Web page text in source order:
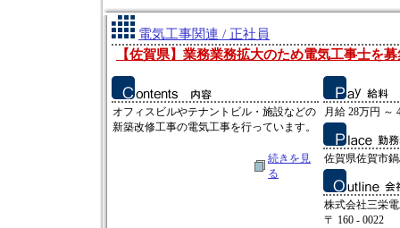
電気工事関連 / 正社員
【佐賀県】業務業務拡大のため電気工事士を募
オフィスビルやテナントビル・施設などの
新築改修工事の電気工事を行っています。
続きを見
る
月給 28万円 ～
佐賀県佐賀市
株式会社三栄
〒 160 - 0022